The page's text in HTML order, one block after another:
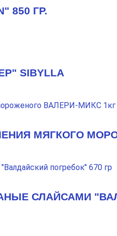
850 ГР.
SIBYLLA
МЯГКОГО
СЛАЙСАМИ